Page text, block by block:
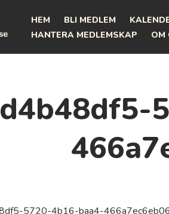
HEM BLI MEDLEM
HANTERA MEDLEMSKAP
OM
d4b48df5-